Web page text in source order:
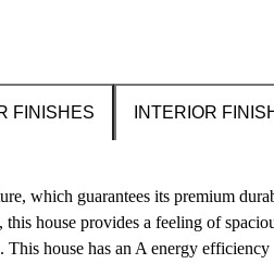
FINISHES INTERIOR
which guarantees its premium
house provides a feeling of
house has an A energy